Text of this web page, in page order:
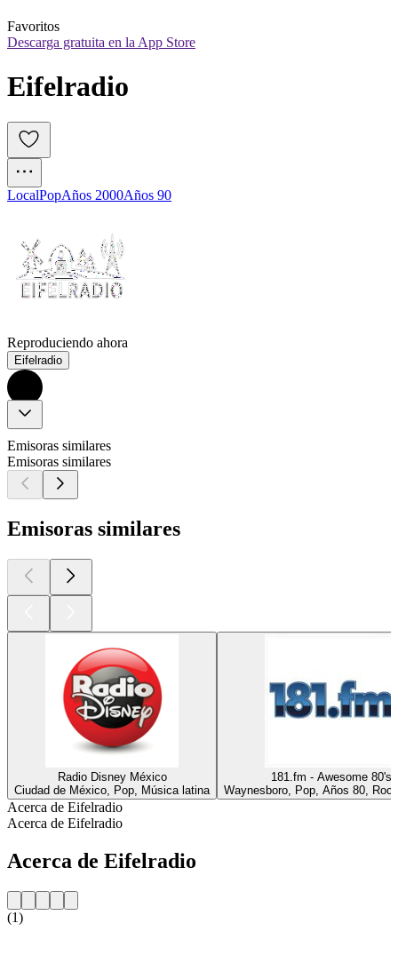
Favoritos
Descarga gratuita en la App Store
Eifelradio
LocalPopAños 2000Años 90
Reproduciendo ahora
Eifelradio
Emisoras similares
Emisoras similares
Emisoras similares
Radio Disney México
Ciudad de México, Pop, Música latina
181.fm - Awesome 80's
Waynesboro, Pop, Años 80,
Acerca de Eifelradio
Acerca de Eifelradio
Acerca de Eifelradio
(1)